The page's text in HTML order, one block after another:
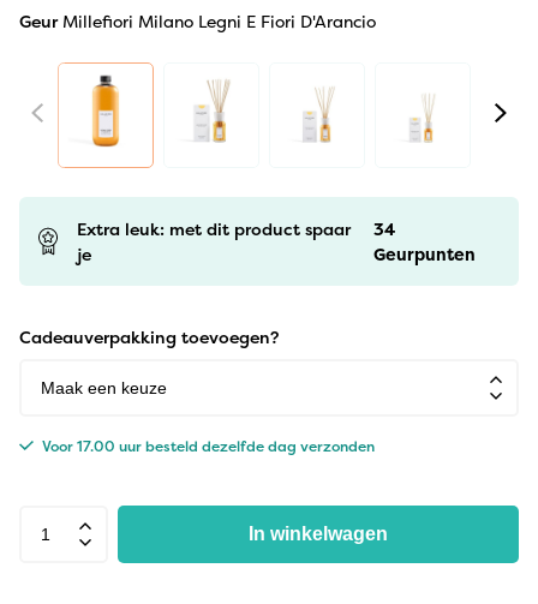
Geur Millefiori Milano Legni E Fiori D'Arancio
Extra leuk: met dit product spaar
je
34
Geurpunten
Cadeauverpakking toevoegen?
Voor 17.00 uur besteld dezelfde dag verzonden
In winkelwagen